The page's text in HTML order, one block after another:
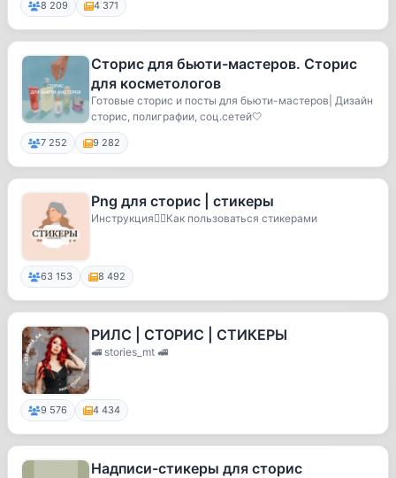
8 209 4 371
Сторис для бьюти-мастеров. Сторис
для косметологов
Готовые сторис и посты для бьюти-мастеров| Дизайн
сторис, полиграфии, соц.сетей🤍
7 252 9 282
Png для сторис | стикеры
Инструкция👆🏼Как пользоваться стикерами
63 153 8 492
РИЛС | СТОРИС | СТИКЕРЫ
🚅 stories_mt 🚅
9 576 4 434
Надписи-стикеры для сторис